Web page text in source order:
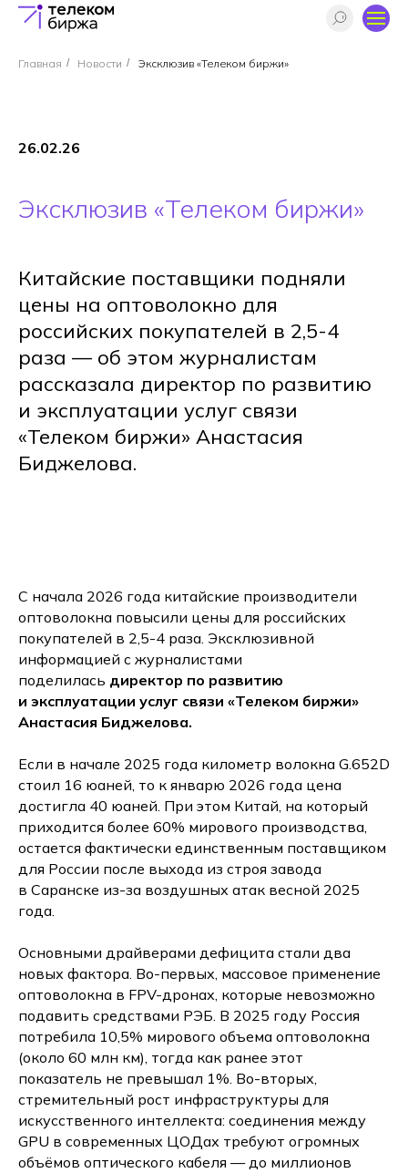
Главная / Новости / Эксклюзив «Телеком биржи»
26.02.26
Эксклюзив «Телеком биржи»
Китайские поставщики подняли
цены на оптоволокно для
российских покупателей в 2,5-4
раза — об этом журналистам
рассказала директор по развитию
и эксплуатации услуг связи
«Телеком биржи» Анастасия
Биджелова.
С начала 2026 года китайские производители
оптоволокна повысили цены для российских
покупателей в 2,5-4 раза. Эксклюзивной
информацией с журналистами
поделилась директор по развитию
и эксплуатации услуг связи «Телеком биржи»
Анастасия Биджелова.
Если в начале 2025 года километр волокна G.652D
стоил 16 юаней, то к январю 2026 года цена
достигла 40 юаней. При этом Китай, на который
приходится более 60% мирового производства,
остается фактически единственным поставщиком
для России после выхода из строя завода
в Саранске из-за воздушных атак весной 2025
года.
Основными драйверами дефицита стали два
новых фактора. Во-первых, массовое применение
оптоволокна в FPV-дронах, которые невозможно
подавить средствами РЭБ. В 2025 году Россия
потребила 10,5% мирового объема оптоволокна
(около 60 млн км), тогда как ранее этот
показатель не превышал 1%. Во-вторых,
стремительный рост инфраструктуры для
искусственного интеллекта: соединения между
GPU в современных ЦОДах требуют огромных
объёмов оптического кабеля — до миллионов